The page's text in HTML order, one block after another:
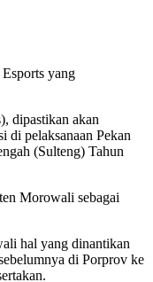
yang
dipastikan akan
di pelaksanaan Pekan
(Sulteng) Tahun
Morowali sebagai
hal yang dinantikan
di Porprov ke